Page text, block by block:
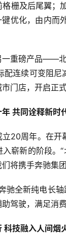
栅及后尾翼；
优化，由内而
重磅产品——北
配连续可变阻
门店，开启正式
共同诠释新时
20周年。在开
崭新的阶段。
将携手奔驰集
驰全新纯电长
驾驶，满足消
科技融入人间烟